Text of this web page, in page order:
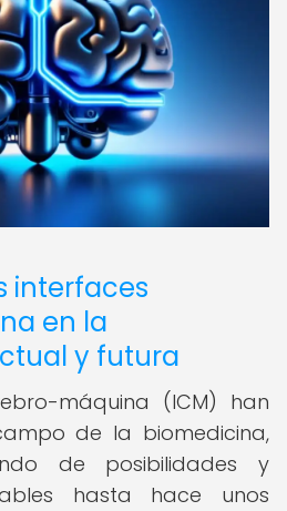
interfaces
en la
y futura
máquina (ICM) han
de la biomedicina,
de posibilidades y
hasta hace unos